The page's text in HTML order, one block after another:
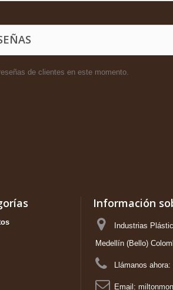
de clientes en este momento.
Información
Industrias
Medellín (Bello)
Llámanos ahora:
Email: